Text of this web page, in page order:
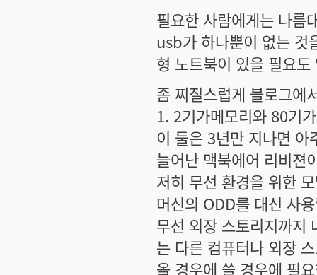
필요한 사람에게는 나름
usb가 하나뿐이 없는 것
형 노트북이 있을 필요
좀 찌질스럽게 블로그에
1. 2기가메모리와 80기
이 둘은 3년만 지나면 아
늘어난 맥북에어 리비젼
저히 무선 환경을 위한
머신의 ODD를 대신 사
무선 외장 스토리지까지
는 다른 컴퓨터나 외장
올 경우에 쓸 경우에 필